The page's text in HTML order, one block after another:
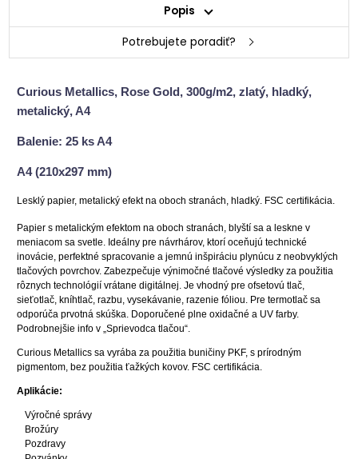
Popis
Potrebujete poradiť?
Curious Metallics, Rose Gold, 300g/m2, zlatý, hladký,
metalický, A4
Balenie: 25 ks A4
A4 (210x297 mm)
Lesklý papier, metalický efekt na oboch stranách, hladký. FSC certifikácia.
Papier s metalickým efektom na oboch stranách, blyští sa a leskne v
meniacom sa svetle. Ideálny pre návrhárov, ktorí oceňujú technické
inovácie, perfektné spracovanie a jemnú inšpiráciu plynúcu z neobvyklých
tlačových povrchov. Zabezpečuje výnimočné tlačové výsledky za použitia
rôznych technológií vrátane digitálnej. Je vhodný pre ofsetovú tlač,
sieťotlač, kníhtlač, razbu, vysekávanie, razenie fóliou. Pre termotlač sa
odporúča prvotná skúška. Doporučené plne oxidačné a UV farby.
Podrobnejšie info v „Sprievodca tlačou“.
Curious Metallics sa vyrába za použitia buničiny PKF, s prírodným
pigmentom, bez použitia ťažkých kovov. FSC certifikácia.
Aplikácie:
Výročné správy
Brožúry
Pozdravy